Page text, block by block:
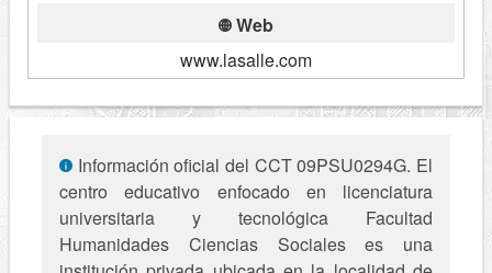
Web
www.lasalle.com
Información oficial del CCT 09PSU0294G. El
centro educativo enfocado en licenciatura
universitaria y tecnológica Facultad
Humanidades Ciencias Sociales es una